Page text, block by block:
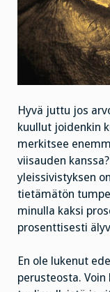
Hyvä juttu jos
kuullut joidenkin
merkitsee
viisauden
yleissivistyksen
tietämätön
minulla kaksi
prosenttisesti
En ole lukenut
perusteosta.